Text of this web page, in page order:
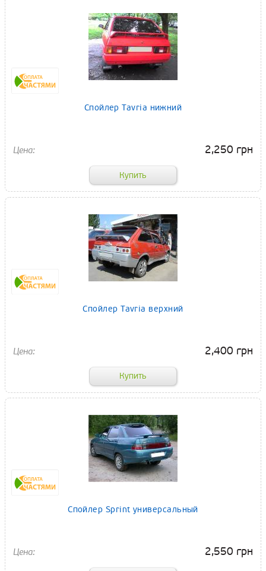
Спойлер Tavria нижний
2,250 грн
Спойлер Tavria верхний
2,400 грн
Спойлер Sprint универсальный
2,550 грн